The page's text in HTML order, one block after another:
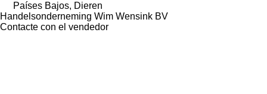
Países Bajos, Dieren
Handelsonderneming Wim Wensink BV
Contacte con el vendedor